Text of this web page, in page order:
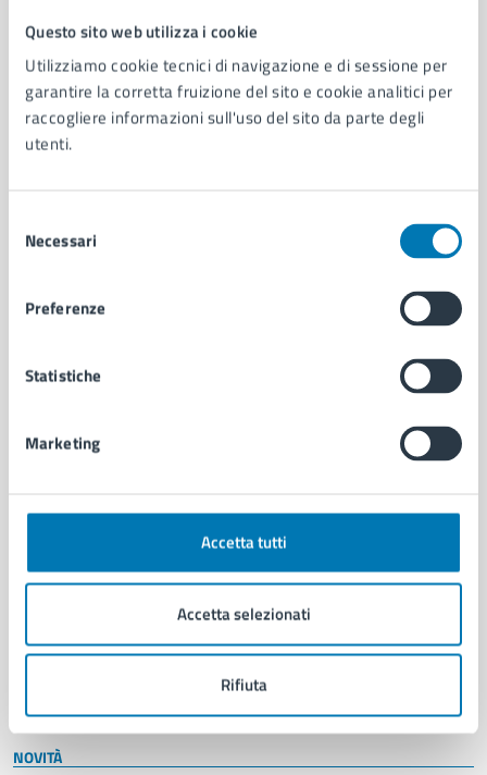
Questo sito web utilizza i cookie
Utilizziamo cookie tecnici di navigazione e di sessione per
garantire la corretta fruizione del sito e cookie analitici per
raccogliere informazioni sull'uso del sito da parte degli
utenti.
delNecessari
Preferenze
Statistiche
Marketing
Accetta tutti
Accetta selezionati
Rifiuta
AMMINISTRAZIONE
Aree amministrative
Organi di governo
Municipalità
Politici
Intranet, posta aziendale e protocollo
CATEGORIE DI SERVIZIO
Anagrafe e stato civile
Giustizia e sicurezza pubblica
Servizi Cimiteriali
NOVITÀ